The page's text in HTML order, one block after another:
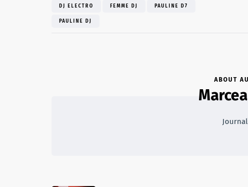
DJ ELECTRO FEMME DJ PAULINE D7
PAULINE DJ
ABOUT